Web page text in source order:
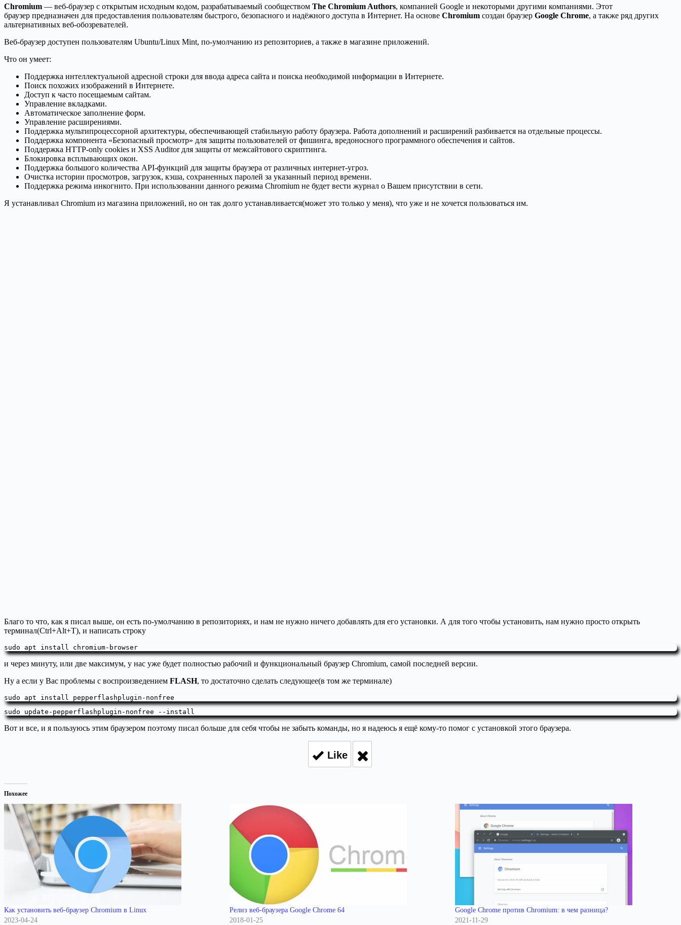
Chromium — веб-браузер с открытым исходным кодом, разрабатываемый сообществом The Chromium Authors, компанией Google и некоторыми другими компаниями. Этот
браузер предназначен для предоставления пользователям быстрого, безопасного и надёжного доступа в Интернет. На основе Chromium создан браузер Google Chrome, а также ряд других
альтернативных веб-обозревателей.
Веб-браузер доступен пользователям Ubuntu/Linux Mint, по-умолчанию из репозиториев, а также в магазине приложений.
Что он умеет:
Поддержка интеллектуальной адресной строки для ввода адреса сайта и поиска необходимой информации в Интернете.
Поиск похожих изображений в Интернете.
Доступ к часто посещаемым сайтам.
Управление вкладками.
Автоматическое заполнение форм.
Управление расширениями.
Поддержка мультипроцессорной архитектуры, обеспечивающей стабильную работу браузера. Работа дополнений и расширений разбивается на отдельные процессы.
Поддержка компонента «Безопасный просмотр» для защиты пользователей от фишинга, вредоносного программного обеспечения и сайтов.
Поддержка HTTP-only cookies и XSS Auditor для защиты от межсайтового скриптинга.
Блокировка всплывающих окон.
Поддержка большого количества API-функций для защиты браузера от различных интернет-угроз.
Очистка истории просмотров, загрузок, кэша, сохраненных паролей за указанный период времени.
Поддержка режима инкогнито. При использовании данного режима Chromium не будет вести журнал о Вашем присутствии в сети.
Я устанавливал Chromium из магазина приложений, но он так долго устанавливается(может это только у меня), что уже и не хочется пользоваться им.
Благо то что, как я писал выше, он есть по-умолчанию в репозиториях, и нам не нужно ничего добавлять для его установки. А для того чтобы установить, нам нужно просто открыть
терминал(Ctrl+Alt+T), и написать строку
sudo apt install chromium-browser
и через минуту, или две максимум, у нас уже будет полностью рабочий и функциональный браузер Chromium, самой последней версии.
Ну а если у Вас проблемы с воспроизведением FLASH, то достаточно сделать следующее(в том же терминале)
sudo apt install pepperflashplugin-nonfree
sudo update-pepperflashplugin-nonfree --install
Вот и все, и я пользуюсь этим браузером поэтому писал больше для себя чтобы не забыть команды, но я надеюсь я ещё кому-то помог с установкой этого браузера.
Like
Похожее
Как установить веб-браузер Chromium в Linux
2023-04-24
Релиз веб-браузера Google Chrome 64
2018-01-25
Google Chrome против Chromium: в чем разница?
2021-11-29